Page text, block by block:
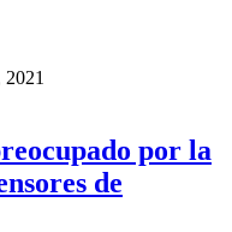
2021
por la
de